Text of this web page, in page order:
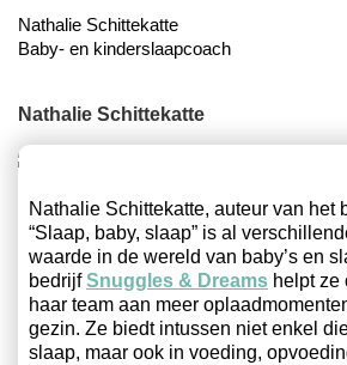
Nathalie Schittekatte
Baby- en kinderslaapcoach
Nathalie Schittekatte
Nathalie Schittekatte, auteur van het
“Slaap, baby, slaap” is al
waarde in de wereld van baby’s en
bedrijfSnuggles & Dreams helpt ze
haar team aan meer
gezin. Ze biedt intussen niet enkel
slaap, maar ook in voeding,